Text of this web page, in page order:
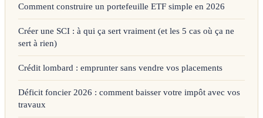
Comment construire un portefeuille ETF simple en 2026
Créer une SCI : à qui ça sert vraiment (et les 5 cas où ça ne
sert à rien)
Crédit lombard : emprunter sans vendre vos placements
Déficit foncier 2026 : comment baisser votre impôt avec vos
travaux